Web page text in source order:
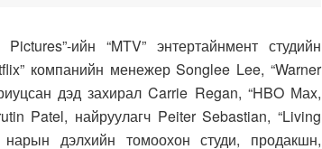
ийн “MTV” энтертайнмент студийн
компанийн менежер Songlee Lee, “Warner
дэд захирал Carrie Regan, “HBO Маx,
Patel, найруулагч Peiter Sebastian, “Living
дэлхийн томоохон студи, продакшн,